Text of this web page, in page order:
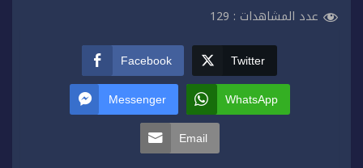
عدد المشاهدات : 129
Facebook Twitter
Messenger WhatsApp
Email